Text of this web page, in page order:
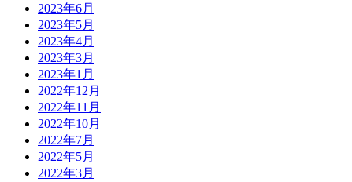
2023年6月
2023年5月
2023年4月
2023年3月
2023年1月
2022年12月
2022年11月
2022年10月
2022年7月
2022年5月
2022年3月